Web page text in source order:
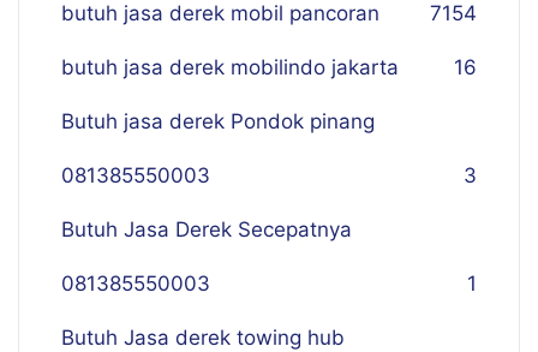
154
butuh jasa derek mobil pancoran 7
butuh jasa derek mobilindo jakarta 16
Butuh jasa derek Pondok pinang
081385550003 3
Butuh Jasa Derek Secepatnya
081385550003 1
Butuh Jasa derek towing hub